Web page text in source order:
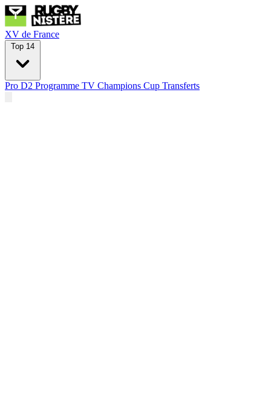
XV de France
Top 14
Pro D2 Programme TV Champions Cup Transferts